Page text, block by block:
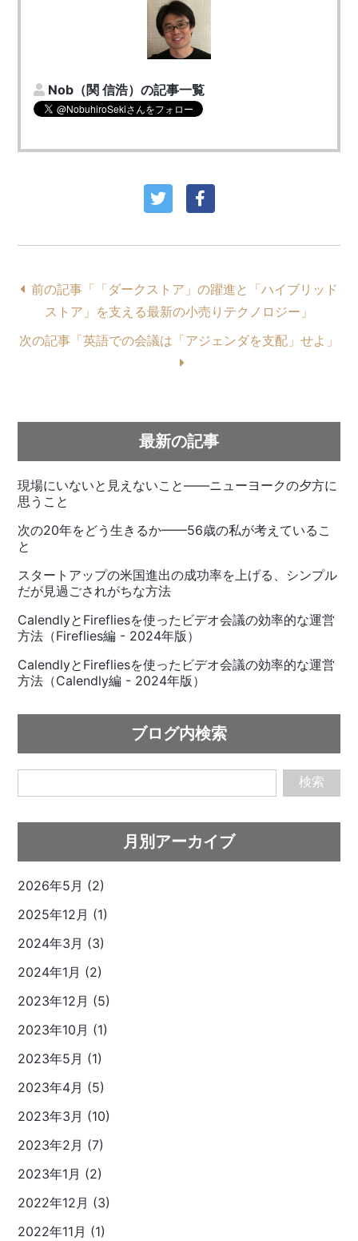
Nob（関 信浩）の記事一覧
前の記事「「ダークストア」の躍進と「ハイブリッド
ストア」を支える最新の小売りテクノロジー」
次の記事「英語での会議は「アジェンダを支配」せよ」
最新の記事
現場にいないと見えないこと——ニューヨークの夕方に
思うこと
次の20年をどう生きるか——56歳の私が考えているこ
と
スタートアップの米国進出の成功率を上げる、シンプル
だが見過ごされがちな方法
CalendlyとFirefliesを使ったビデオ会議の効率的な運営
方法（Fireflies編 - 2024年版）
CalendlyとFirefliesを使ったビデオ会議の効率的な運営
方法（Calendly編 - 2024年版）
ブログ内検索
検索
月別アーカイブ
2026年5月 (2)
2025年12月 (1)
2024年3月 (3)
2024年1月 (2)
2023年12月 (5)
2023年10月 (1)
2023年5月 (1)
2023年4月 (5)
2023年3月 (10)
2023年2月 (7)
2023年1月 (2)
2022年12月 (3)
2022年11月 (1)